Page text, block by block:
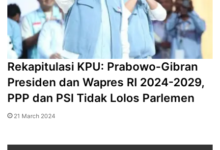
Rekapitulasi KPU: Prabowo-Gibran
Presiden dan Wapres RI 2024-2029,
PPP dan PSI Tidak Lolos Parlemen
21 March 2024